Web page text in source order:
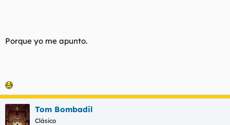
Porque yo me apunto.
Tom Bombadil
Clásico